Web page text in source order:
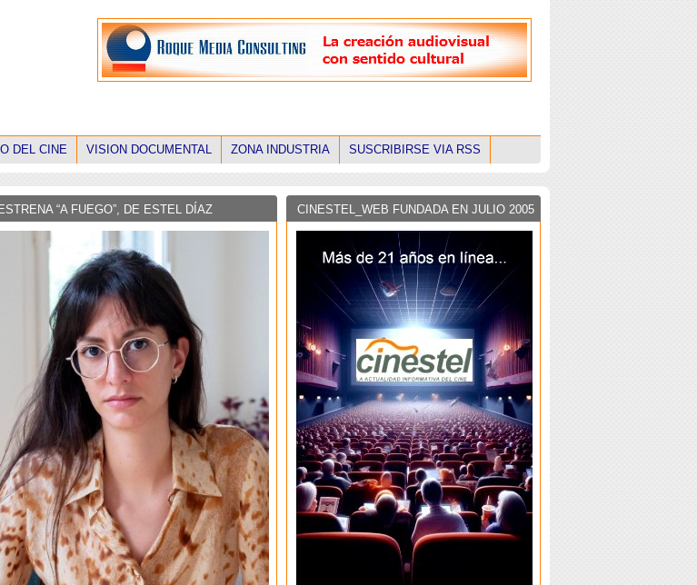
DEL CINE VISION DOCUMENTAL ZONA INDUSTRIA SUSCRIBIRSE VIA RSS
CINESTEL_WEB FUNDADA EN JULIO 2005
ESTRENA “A FUEGO”, DE ESTEL DÍAZ